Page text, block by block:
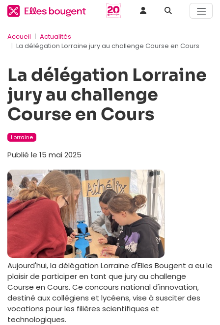
Accueil
Actualités
La délégation Lorraine jury au challenge Course en Cours
La délégation Lorraine
jury au challenge
Course en Cours
Lorraine
Publié le 15 mai 2025
Aujourd'hui, la délégation Lorraine d'Elles Bougent a eu le
plaisir de participer en tant que jury au challenge
Course en Cours. Ce concours national d'innovation,
destiné aux collégiens et lycéens, vise à susciter des
vocations pour les filières scientifiques et
technologiques.